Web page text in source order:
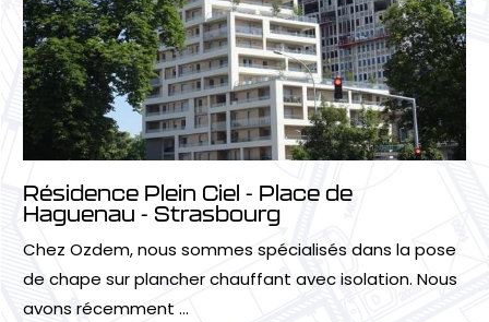
Résidence Plein Ciel - Place de
Haguenau - Strasbourg
Chez Ozdem, nous sommes spécialisés dans la pose
de chape sur plancher chauffant avec isolation. Nous
avons récemment ...